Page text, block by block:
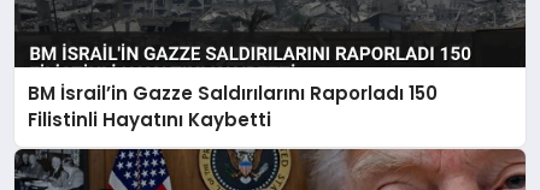
BM İsrail’in Gazze Saldırılarını Raporladı 150
Filistinli Hayatını Kaybetti